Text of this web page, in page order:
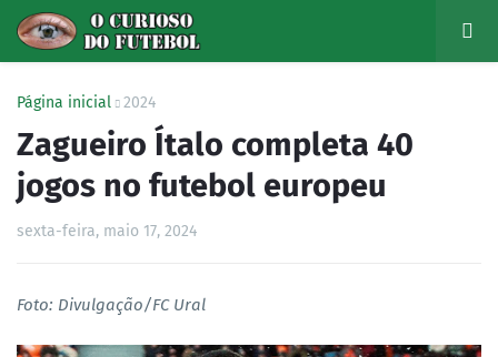
Página inicial 2024
Zagueiro Ítalo completa 40
jogos no futebol europeu
sexta-feira, maio 17, 2024
Foto: Divulgação/FC Ural